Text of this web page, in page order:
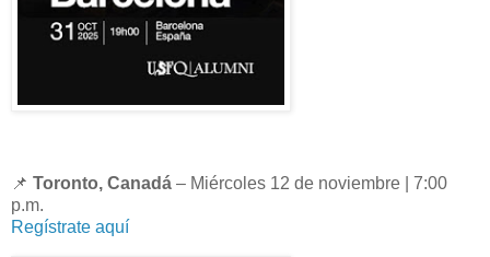
📌 Toronto, Canadá – Miércoles 12 de noviembre | 7:00
p.m.
Regístrate aquí